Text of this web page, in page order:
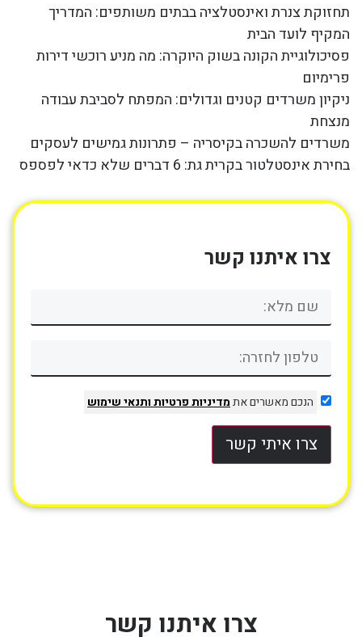
תחזוקת צנרת ואינסטלציה בבתים משותפים: המדריך
המקיף לועד הבית
פסיכולוגיית הקונה בשוק היוקרה: מה מניע רוכשי דירות
פרימיום
ניקיון משרדים קטנים וגדולים: המפתח לסביבת עבודה
מנצחת
משרדים להשכרה בקיסריה – פתרונות גמישים לעסקים
בחירת אינסטלטור בקרית גת: 6 דברים שלא כדאי לפספס
צרו איתנו קשר
הנכם מאשרים אתמדיניות פרטיותותנאי שימוש
צרו איתי קשר
צרו איתנו קשר